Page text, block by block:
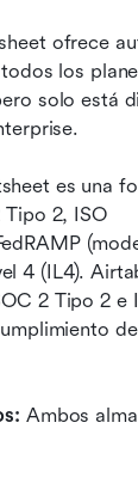
ofrece
los
solo está
es una
2, ISO
4 (IL4).
2 Tipo 2 e
Ambos